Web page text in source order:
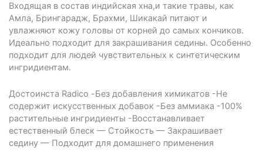
Входящая в состав индийская хна,и такие травы, как
Амла, Брингарадж, Брахми, Шикакай питают и
увлажняют кожу головы от корней до самых кончиков.
Идеально подходит для закрашивания седины. Особенно
подходит для людей чувствительных к синтетическим
ингридиентам.
Достоинста Radico -Без добавления химикатов -Не
содержит искусственных добавок -Без аммиака -100%
растительные ингридиенты -Восстанавливает
естественный блеск — Стойкость — Закрашивает
седину — Подходит для домашнего применения